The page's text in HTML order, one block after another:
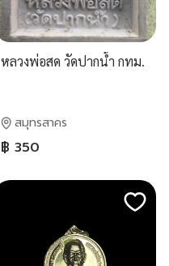
หลวงพ่อสด วัดปากน้ำ กทม.
สมุทรสาคร
฿ 350